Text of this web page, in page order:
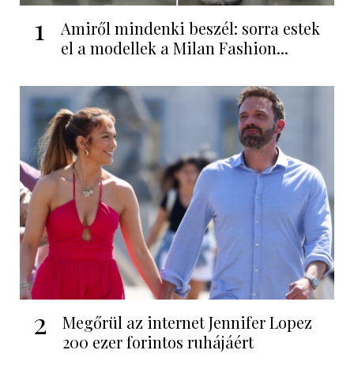
1
Amiről mindenki beszél: sorra estek
el a modellek a Milan Fashion...
2
Megőrül az internet Jennifer Lopez
200 ezer forintos ruhájáért